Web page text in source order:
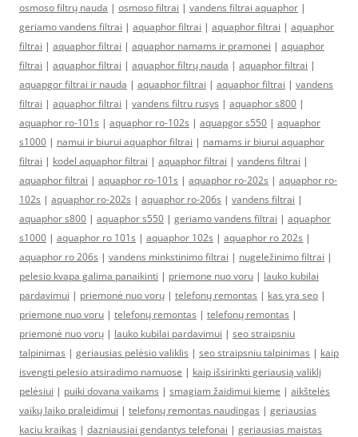
osmoso filtrų nauda | osmoso filtrai | vandens filtrai aquaphor |
geriamo vandens filtrai | aquaphor filtrai | aquaphor filtrai | aquaphor
filtrai | aquaphor filtrai | aquaphor namams ir pramonei | aquaphor
filtrai | aquaphor filtrai | aquaphor filtrų nauda | aquaphor filtrai |
aquapgor filtrai ir nauda | aquaphor filtrai | aquaphor filtrai | vandens
filtrai | aquaphor filtrai | vandens filtru rusys | aquaphor s800 |
aquaphor ro-101s | aquaphor ro-102s | aquapgor s550 | aquaphor
s1000 | namui ir biurui aquaphor filtrai | namams ir biurui aquaphor
filtrai | kodel aquaphor filtrai | aquaphor filtrai | vandens filtrai |
aquaphor filtrai | aquaphor ro-101s | aquaphor ro-202s | aquaphor ro-
102s | aquaphor ro-202s | aquaphor ro-206s | vandens filtrai |
aquaphor s800 | aquaphor s550 | geriamo vandens filtrai | aquaphor
s1000 | aquaphor ro 101s | aquaphor 102s | aquaphor ro 202s |
aquaphor ro 206s | vandens minkstinimo filtrai | nugeležinimo filtrai |
pelesio kvapa galima panaikinti | priemone nuo voru | lauko kubilai
pardavimui | priemonė nuo vorų | telefonų remontas | kas yra seo |
priemone nuo voru | telefonų remontas | telefonų remontas |
priemonė nuo vorų | lauko kubilai pardavimui | seo straipsniu
talpinimas | geriausias pelėsio valiklis | seo straipsniu talpinimas | kaip
isvengti pelesio atsiradimo namuose | kaip išsirinkti geriausią valiklį
pelėsiui | puiki dovana vaikams | smagiam žaidimui kieme | aikštelės
vaikų laiko praleidimui | telefonų remontas naudingas | geriausias
kaciu kraikas | dazniausiai gendantys telefonai | geriausias maistas